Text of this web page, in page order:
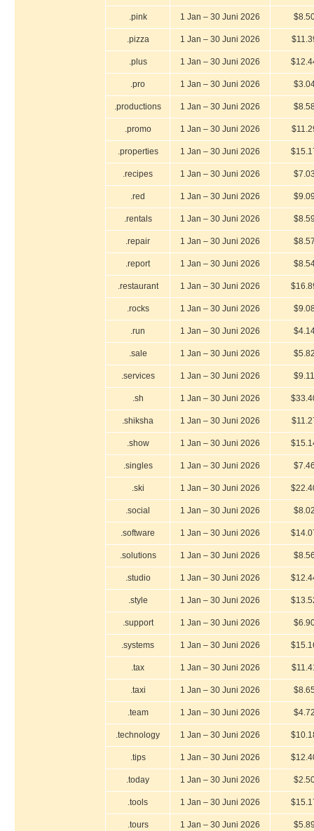
.pink 1 Jan – 30 Juni 2026
.pizza 1 Jan – 30 Juni 2026
.plus 1 Jan – 30 Juni 2026
.pro 1 Jan – 30 Juni 2026
.productions 1 Jan – 30 Juni 2026
.promo 1 Jan – 30 Juni 2026
.properties 1 Jan – 30 Juni 2026
.recipes 1 Jan – 30 Juni 2026
.red 1 Jan – 30 Juni 2026
.rentals 1 Jan – 30 Juni 2026
.repair 1 Jan – 30 Juni 2026
.report 1 Jan – 30 Juni 2026
.restaurant 1 Jan – 30 Juni 2026
.rocks 1 Jan – 30 Juni 2026
.run 1 Jan – 30 Juni 2026
.sale 1 Jan – 30 Juni 2026
.services 1 Jan – 30 Juni 2026 $9.11
.sh 1 Jan – 30 Juni 2026
.shiksha 1 Jan – 30 Juni 2026
.show 1 Jan – 30 Juni 2026
.singles 1 Jan – 30 Juni 2026
.ski 1 Jan – 30 Juni 2026
.social 1 Jan – 30 Juni 2026
.software 1 Jan – 30 Juni 2026
.solutions 1 Jan – 30 Juni 2026
.studio 1 Jan – 30 Juni 2026
.style 1 Jan – 30 Juni 2026
.support 1 Jan – 30 Juni 2026
.systems 1 Jan – 30 Juni 2026
.tax 1 Jan – 30 Juni 2026
.taxi 1 Jan – 30 Juni 2026
.team 1 Jan – 30 Juni 2026
.technology 1 Jan – 30 Juni 2026
.tips 1 Jan – 30 Juni 2026
.today 1 Jan – 30 Juni 2026
.tools 1 Jan – 30 Juni 2026
.tours 1 Jan – 30 Juni 2026